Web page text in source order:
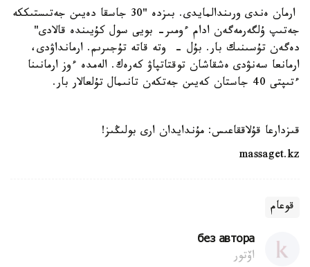
ارمان ەندى ورىندالمايدى. بىزدە "30 جاسقا دەيىن جەتىستىككە
جەتىپ ۇلگەرمەگەن ادام ءومىر- بويى سول كۇيىندە قالادى"
دەگەن تۇسىنىك بار. بۇل - وتە قاتە تۇجىرىم. ارمانداۋدى،
ارمانعا سەنۋدى ەشقاشان توقتاتپاۋ كەرەك. الەمدە ءوز ارمانىنا
ءتىپتى 40 جاستان كەيىن جەتكەن تانىمال تۇلعالار بار.
قىزدارعا قۇلاققاعىس: مۇندايدان ارى بولىڭىز!
massaget.kz
قوعام
без автора
اۆتور